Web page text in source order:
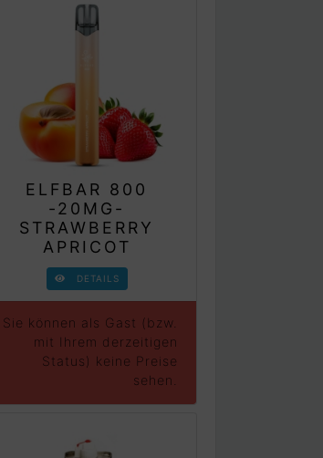
ELFBAR 800
-20MG-
STRAWBERRY
APRICOT
DETAILS
Sie können als Gast (bzw.
mit Ihrem derzeitigen
Status) keine Preise
sehen.